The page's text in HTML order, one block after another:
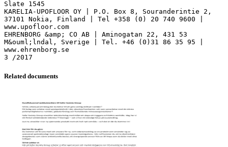
Slate 1545
KARELIA-UPOFLOOR OY | P.O. Box 8, Souranderintie 2,
37101 Nokia, Finland | Tel +358 (0) 20 740 9600 |
www.upofloor.com
EHRENBORG &amp; CO AB | Aminogatan 22, 431 53
M&ouml;lndal, Sverige | Tel. +46 (0)31 86 35 95 |
www.ehrenborg.se
Related documents